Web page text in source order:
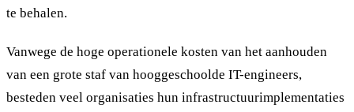
te behalen.
Vanwege de hoge operationele kosten van het aanhouden
van een grote staf van hooggeschoolde IT-engineers,
besteden veel organisaties hun infrastructuurimplementaties